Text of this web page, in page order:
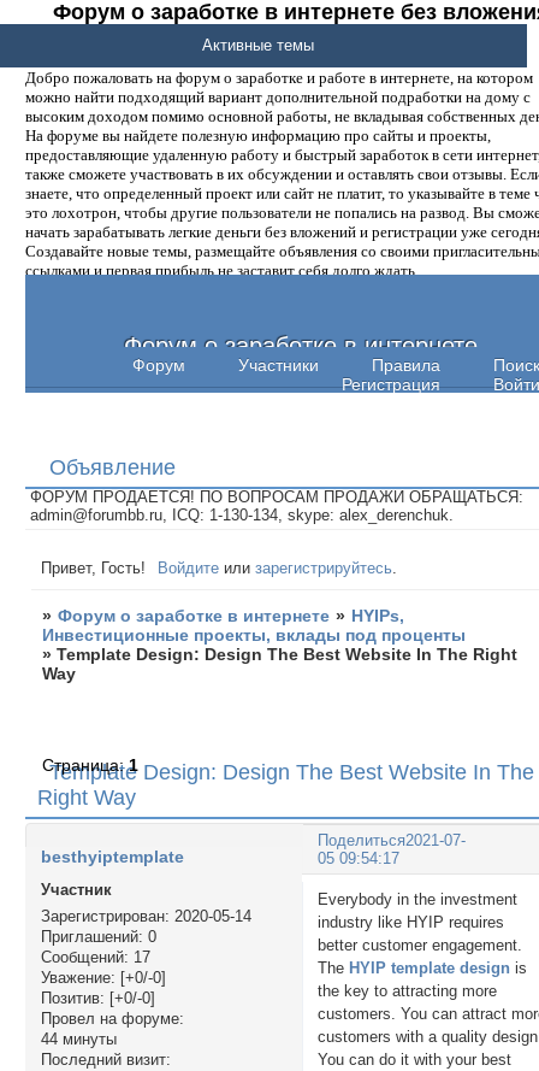
Форум о заработке в интернете без
денег.
Добро пожаловать на форум о заработке и работе в интернете, на котором
можно найти подходящий вариант дополнительной подработки на дому с
высоким доходом помимо основной работы, не вкладывая собственных
На форуме вы найдете полезную информацию про сайты и проекты,
предоставляющие удаленную работу и быстрый заработок в сети
также сможете участвовать в их обсуждении и оставлять свои отзывы.
знаете, что определенный проект или сайт не платит, то указывайте в теме
это лохотрон, чтобы другие пользователи не попались на развод. Вы
начать зарабатывать легкие деньги без вложений и регистрации уже
Создавайте новые темы, размещайте объявления со своими
ссылками и первая прибыль не заставит себя долго ждать.
Форум о заработке в интернете
Форум Участники Правила
Поиск
Регистрация
Войти
Активные темы
Объявление
ФОРУМ ПРОДАЕТСЯ! ПО ВОПРОСАМ ПРОДАЖИ ОБРАЩАТЬСЯ:
admin@forumbb.ru, ICQ: 1-130-134, skype: alex_derenchuk.
Привет, Гость! Войдите илизарегистрируйтесь
» Форум о заработке в интернете » HYIPs,
Инвестиционные проекты, вклады под проценты
»Template Design: Design The Best Website In The Right
Way
Template Design: Design The Best Website In The
Right Way
Страница:1
Поделиться2021-07-
05 09:54:17
besthyiptemplate
Участник
Зарегистрирован: 2020-05-14
Приглашений: 0
Сообщений: 17
Уважение: [+0/-0]
Позитив: [+0/-0]
Провел на форуме:
44 минуты
Последний визит:
Everybody in the investment
industry like HYIP requires
better customer engagement.
The HYIP template design is
the key to attracting more
customers. You can attract
customers with a quality
You can do it with your best